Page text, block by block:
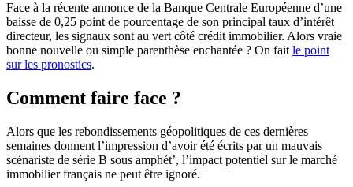
Face à la récente annonce de la Banque Centrale Européenne d’une
baisse de 0,25 point de pourcentage de son principal taux d’intérêt
directeur, les signaux sont au vert côté crédit immobilier. Alors vraie
bonne nouvelle ou simple parenthèse enchantée ? On fait le point
sur les pronostics.
Comment faire face ?
Alors que les rebondissements géopolitiques de ces dernières
semaines donnent l’impression d’avoir été écrits par un mauvais
scénariste de série B sous amphét’, l’impact potentiel sur le marché
immobilier français ne peut être ignoré.